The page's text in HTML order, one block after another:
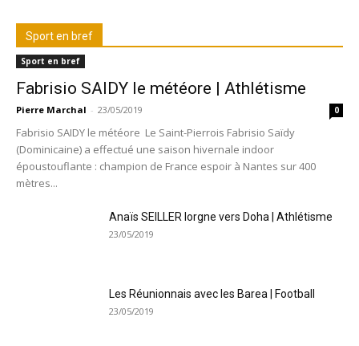
Sport en bref
Sport en bref
Fabrisio SAIDY le météore | Athlétisme
Pierre Marchal - 23/05/2019 0
Fabrisio SAIDY le météore Le Saint-Pierrois Fabrisio Saïdy
(Dominicaine) a effectué une saison hivernale indoor
époustouflante : champion de France espoir à Nantes sur 400
mètres...
Anaïs SEILLER lorgne vers Doha | Athlétisme
23/05/2019
Les Réunionnais avec les Barea | Football
23/05/2019